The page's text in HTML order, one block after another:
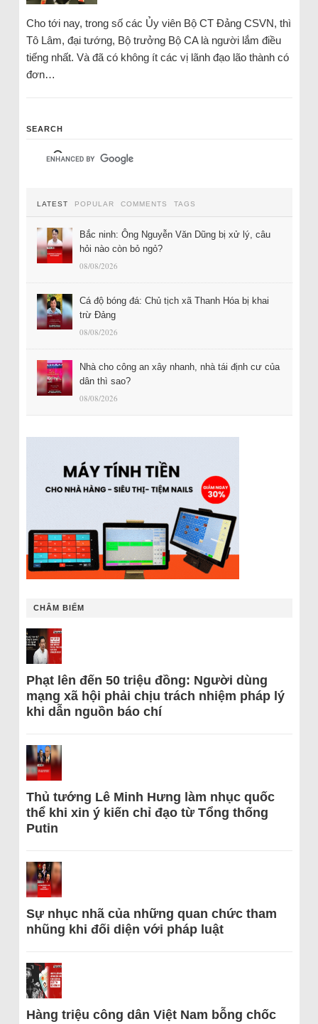
Cho tới nay, trong số các Ủy viên Bộ CT Đảng CSVN, thì
Tô Lâm, đại tướng, Bộ trưởng Bộ CA là người lắm điều
tiếng nhất. Và đã có không ít các vị lãnh đạo lão thành có
đơn…
SEARCH
LATEST POPULAR COMMENTS TAGS
Bắc ninh: Ông Nguyễn Văn Dũng bị xử lý, câu
hỏi nào còn bỏ ngỏ?
08/08/2026
Cá độ bóng đá: Chủ tịch xã Thanh Hóa bị khai
trừ Đảng
08/08/2026
Nhà cho công an xây nhanh, nhà tái định cư của
dân thì sao?
08/08/2026
CHÂM BIẾM
Phạt lên đến 50 triệu đồng: Người dùng
mạng xã hội phải chịu trách nhiệm pháp lý
khi dẫn nguồn báo chí
Thủ tướng Lê Minh Hưng làm nhục quốc
thể khi xin ý kiến chỉ đạo từ Tổng thống
Putin
Sự nhục nhã của những quan chức tham
nhũng khi đối diện với pháp luật
Hàng triệu công dân Việt Nam bỗng chốc